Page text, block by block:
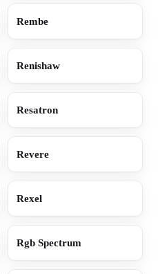
Rembe
Renishaw
Resatron
Revere
Rexel
Rgb Spectrum